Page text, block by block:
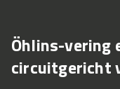
Öhlins-vering
circuitgericht